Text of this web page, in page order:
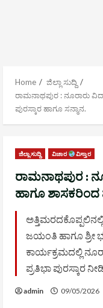
Home
ಜಿಲ್ಲಾ ಸುದ್ದಿ
ರಾಮನಾಥಪುರ : ನೂರಾರು
ಪುರಸ್ಕಾರ ಹಾಗೂ ಸನ್ಮಾನ.
ಜಿಲ್ಲಾ ಸುದ್ದಿ ವಿಚಾರ ವಿಸ್ತಾರ
ರಾಮನಾಥಪುರ :
ಹಾಗೂ ಶಾಸಕರಿಂದ
ಜಯಂತಿ ಹಾಗೂ ಶ್ರೀ
ಕಾರ್ಯಕ್ರಮದಲ್ಲಿ
ಪ್ರತಿಭಾ ಪುರಸ್ಕಾರ
admin 09/05/2026